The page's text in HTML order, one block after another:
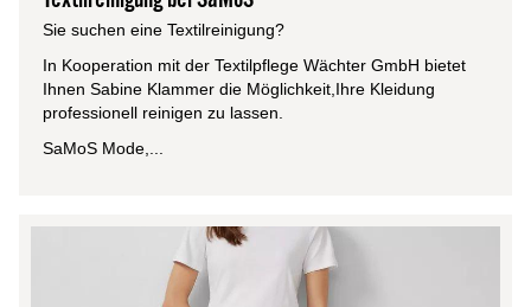
Sie suchen eine Textilreinigung?
In Kooperation mit der Textilpflege Wächter GmbH bietet
Ihnen Sabine Klammer die Möglichkeit,Ihre Kleidung
professionell reinigen zu lassen.
SaMoS Mode,...